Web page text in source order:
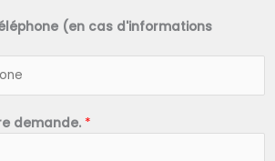
(en cas d'informations
demande. *